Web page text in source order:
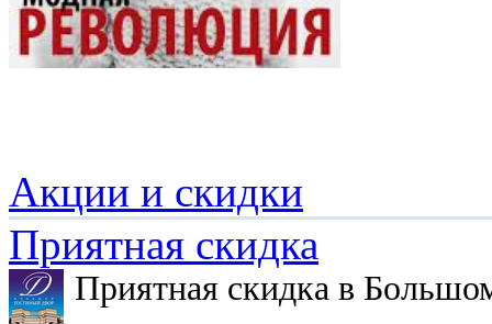
Акции и скидки
Приятная скидка
Приятная скидка в